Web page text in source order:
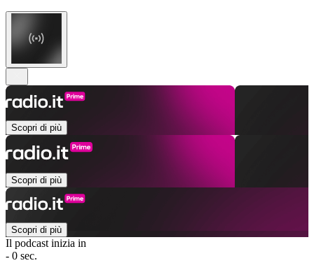
Scopri di più
Scopri di più
Scopri di più
Il podcast inizia in
- 0 sec.